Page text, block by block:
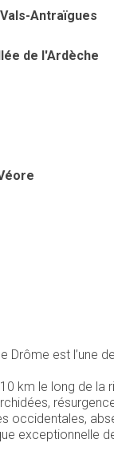
Antraïgues
de l'Ardèche
Drôme est l’une
km le long de
occidentales,
exceptionnelle